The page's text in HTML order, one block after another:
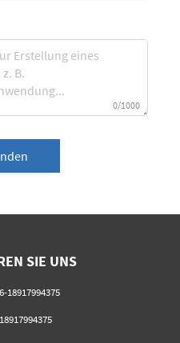
0/1000
SIE UNS
18917994375